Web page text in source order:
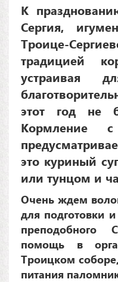
К
Сергия,
Троице-
традицией
устраивая
этот год не
Кормление
это куриный
или тунцом и
Очень ждем
для подготовки
преподобного С
помощь в
Троицком
питания